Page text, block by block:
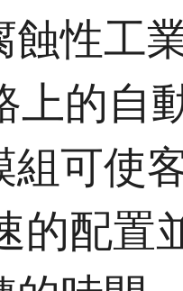
蝕性工
上的自
組可使
的配置